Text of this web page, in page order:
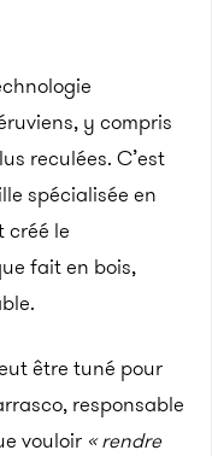
y compris
reculées. C’est
spécialisée en
créé le
fait en bois,
être tuné pour
responsable
vouloir « rendre